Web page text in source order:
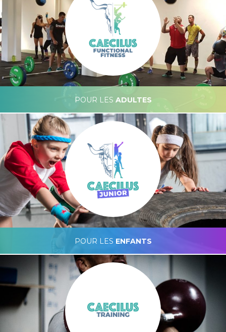
Caecilus Functional Fitness
POUR LES ADULTES
Caecilus Junior
POUR LES ENFANTS